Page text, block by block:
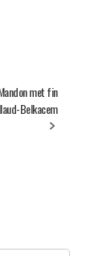
met fin
Belkacem